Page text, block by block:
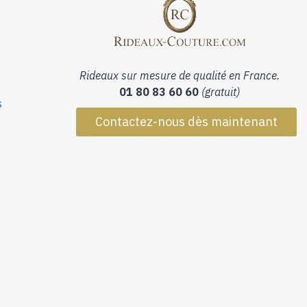
Rideaux sur mesure de qualité en France.
01 80 83 60 60 (gratuit)
Contactez-nous dès maintenant